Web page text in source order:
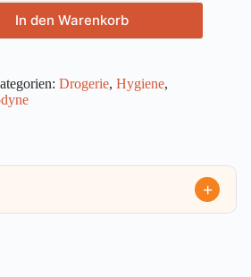
In den Warenkorb
Drogerie, Hygiene,